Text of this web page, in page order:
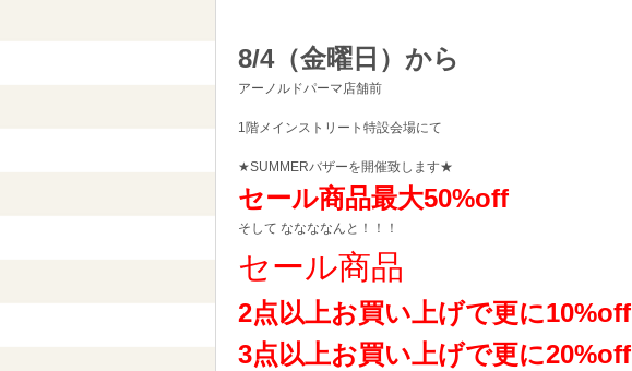
8/4（金曜日）から
アーノルドパーマ店舗前
1階メインストリート特設会場にて
★SUMMERバザーを開催致します★
セール商品最大50%off
そして ななななんと！！！
セール商品
2点以上お買い上げで更に10%off
3点以上お買い上げで更に20%off